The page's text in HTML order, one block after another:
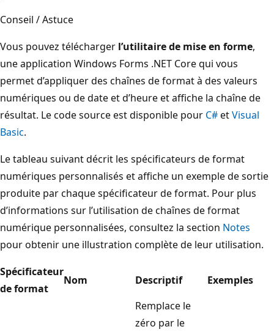
Conseil / Astuce
Vous pouvez télécharger l’utilitaire de mise en forme,
une application Windows Forms .NET Core qui vous
permet d’appliquer des chaînes de format à des valeurs
numériques ou de date et d’heure et affiche la chaîne de
résultat. Le code source est disponible pour C#etVisual
Basic.
Le tableau suivant décrit les spécificateurs de format
numériques personnalisés et affiche un exemple de sortie
produite par chaque spécificateur de format. Pour plus
d’informations sur l’utilisation de chaînes de format
numérique personnalisées, consultez la section Notes
pour obtenir une illustration complète de leur utilisation.
Spécificateur
de format
Nom Descriptif Exemples
Remplace le
zéro par le